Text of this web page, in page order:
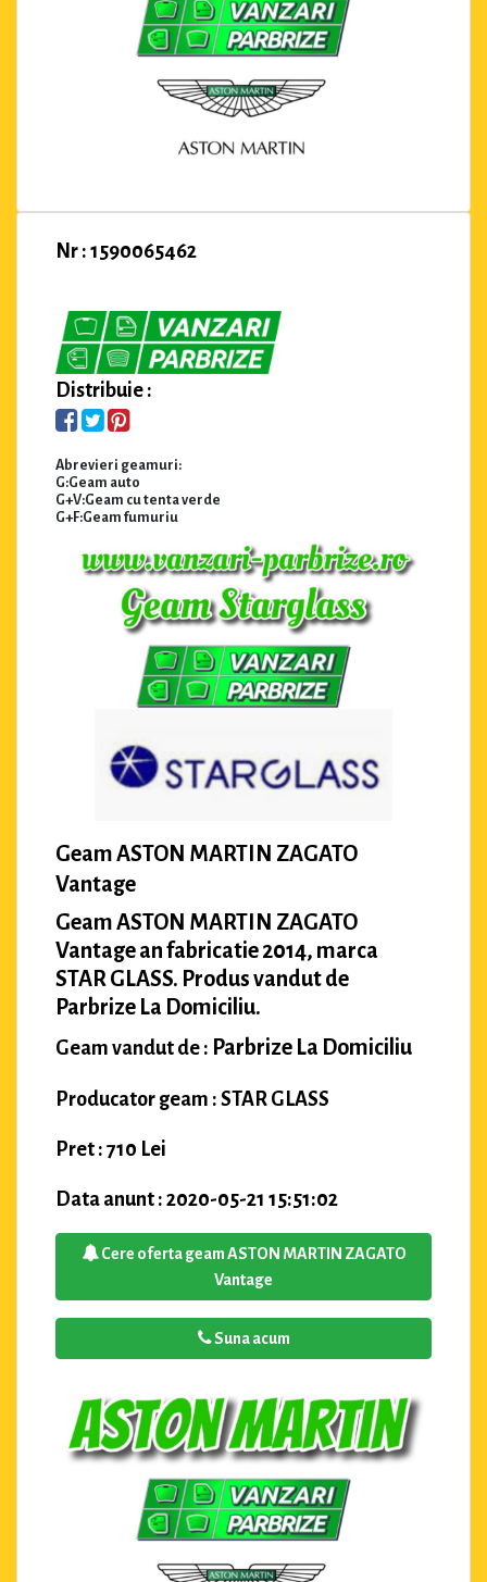
Nr : 1590065462
Distribuie :
Abrevieri geamuri:
G:Geam auto
G+V:Geam cu tenta verde
G+F:Geam fumuriu
Geam ASTON MARTIN ZAGATO
Vantage
Geam ASTON MARTIN ZAGATO
Vantage an fabricatie 2014, marca
STAR GLASS. Produs vandut de
Parbrize La Domiciliu.
Geam vandut de : Parbrize La Domiciliu
Producator geam : STAR GLASS
Pret : 710 Lei
Data anunt : 2020-05-21 15:51:02
Cere oferta geam ASTON MARTIN ZAGATO
Vantage
Suna acum